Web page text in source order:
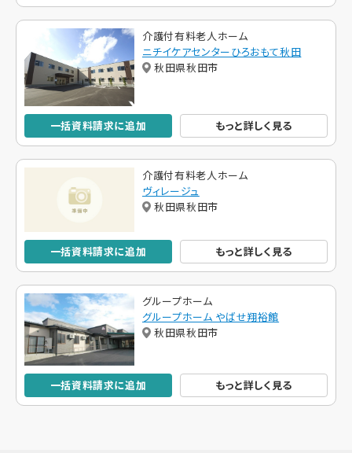
介護付有料老人ホーム
ニチイケアセンターひろおもて秋田
秋田県秋田市
一括資料請求に追加 もっと詳しく見る
介護付有料老人ホーム
ヴィレージュ
秋田県秋田市
一括資料請求に追加 もっと詳しく見る
グループホーム
グループホーム やばせ翔裕館
秋田県秋田市
一括資料請求に追加 もっと詳しく見る